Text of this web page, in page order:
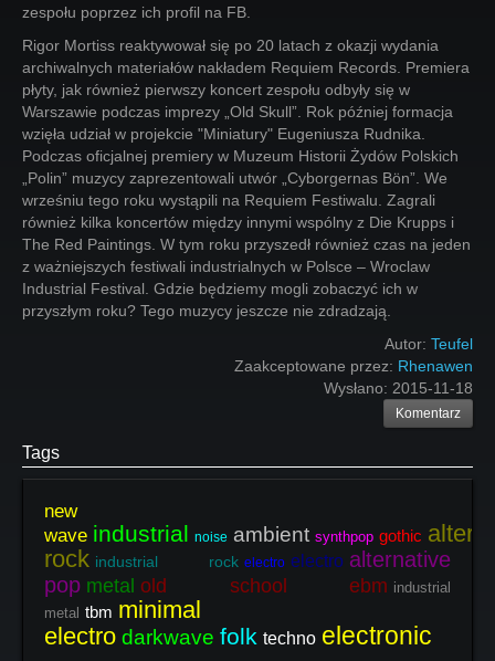
zespołu poprzez ich profil na FB.
Rigor Mortiss reaktywował się po 20 latach z okazji wydania
archiwalnych materiałów nakładem Requiem Records. Premiera
płyty, jak również pierwszy koncert zespołu odbyły się w
Warszawie podczas imprezy „Old Skull”. Rok później formacja
wzięła udział w projekcie "Miniatury" Eugeniusza Rudnika.
Podczas oficjalnej premiery w Muzeum Historii Żydów Polskich
„Polin” muzycy zaprezentowali utwór „Cyborgernas Bön”. We
wrześniu tego roku wystąpili na Requiem Festiwalu. Zagrali
również kilka koncertów między innymi wspólny z Die Krupps i
The Red Paintings. W tym roku przyszedł również czas na jeden
z ważniejszych festiwali industrialnych w Polsce – Wroclaw
Industrial Festival. Gdzie będziemy mogli zobaczyć ich w
przyszłym roku? Tego muzycy jeszcze nie zdradzają.
Autor: Teufel
Zaakceptowane przez: Rhenawen
Wysłano: 2015-11-18
Komentarz
Tags
new
wave industrial noise ambient synthpop gothic
rock industrial rock electro electro alternative
pop metal old school ebm industrial
metal tbm minimal
electro darkwave folk techno electronic